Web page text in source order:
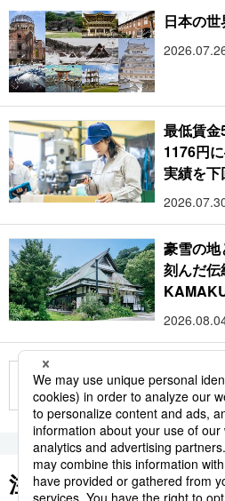
日本の
最低賃
1176円
実績を下
豪雪の
刻んだ伝
もっと見る
注目のキーワード